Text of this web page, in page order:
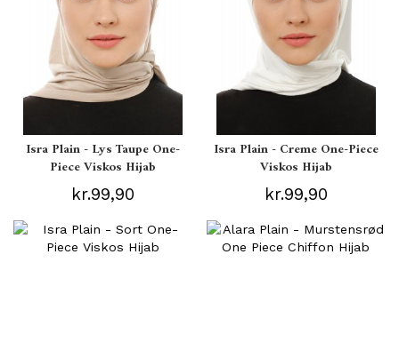
Isra Plain - Lys Taupe One-
Piece Viskos Hijab
kr.99,90
Isra Plain - Creme One-Piece
Viskos Hijab
kr.99,90